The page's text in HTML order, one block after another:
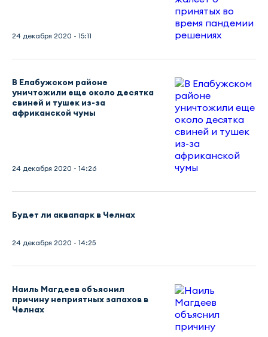
24 декабря 2020 - 15:11
В Елабужском районе
уничтожили еще около десятка
свиней и тушек из-за
африканской чумы
24 декабря 2020 - 14:26
Будет ли аквапарк в Челнах
24 декабря 2020 - 14:25
Наиль Магдеев объяснил
причину неприятных запахов в
Челнах